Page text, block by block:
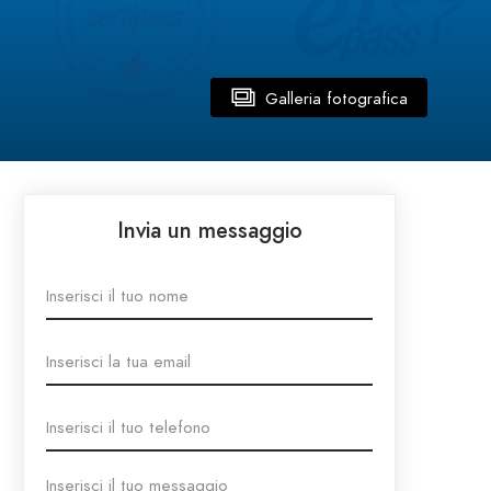
Galleria fotografica
Invia un messaggio